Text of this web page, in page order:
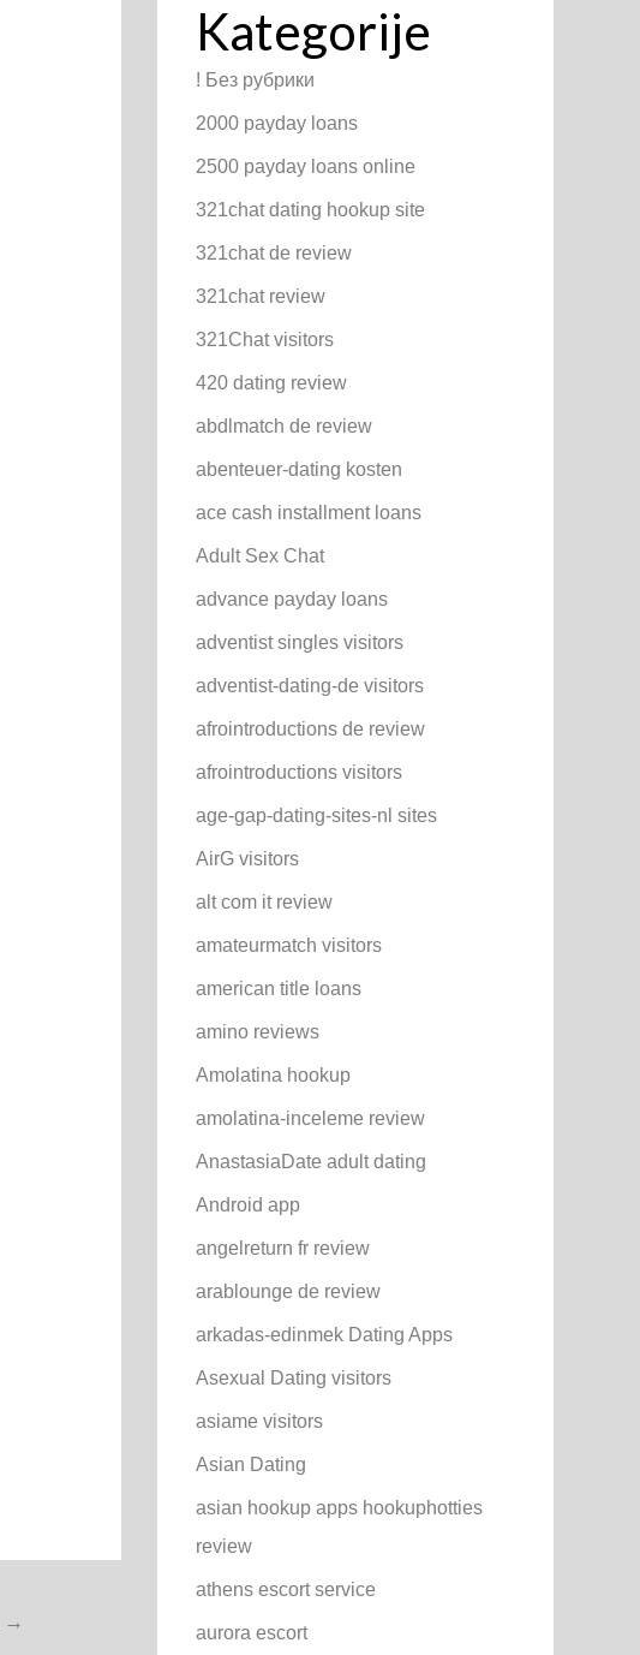
→
Kategorije
! Без рубрики
2000 payday loans
2500 payday loans online
321chat dating hookup site
321chat de review
321chat review
321Chat visitors
420 dating review
abdlmatch de review
abenteuer-dating kosten
ace cash installment loans
Adult Sex Chat
advance payday loans
adventist singles visitors
adventist-dating-de visitors
afrointroductions de review
afrointroductions visitors
age-gap-dating-sites-nl sites
AirG visitors
alt com it review
amateurmatch visitors
american title loans
amino reviews
Amolatina hookup
amolatina-inceleme review
AnastasiaDate adult dating
Android app
angelreturn fr review
arablounge de review
arkadas-edinmek Dating Apps
Asexual Dating visitors
asiame visitors
Asian Dating
asian hookup apps hookuphotties
review
athens escort service
aurora escort